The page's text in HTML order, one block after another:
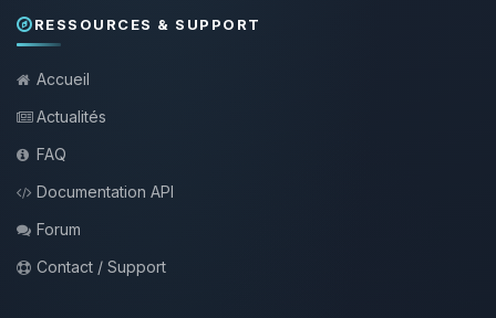
RESSOURCES & SUPPORT
Accueil
Actualités
FAQ
Documentation API
Forum
Contact / Support